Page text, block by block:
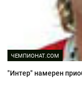
ЧЕМПИОНАТ.COM
"Интер" намерен